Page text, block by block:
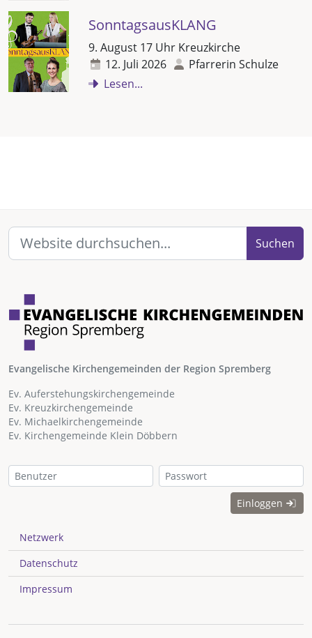
SonntagsausKLANG
9. August 17 Uhr Kreuzkirche
12. Juli 2026
Pfarrerin Schulze
Lesen...
Suchen
Evangelische Kirchengemeinden der Region Spremberg
Ev. Auferstehungskirchengemeinde
Ev. Kreuzkirchengemeinde
Ev. Michaelkirchengemeinde
Ev. Kirchengemeinde Klein Döbbern
Einloggen
Netzwerk
Datenschutz
Impressum